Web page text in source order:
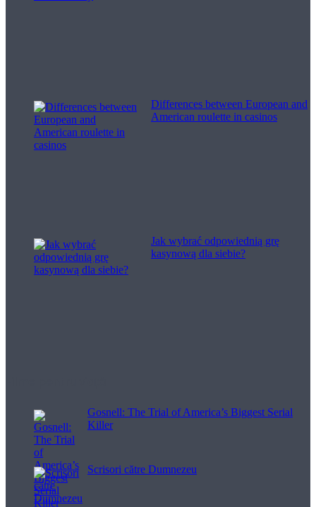
Differences between European and
American roulette in casinos
Jak wybrać odpowiednią grę
kasynową dla siebie?
Gosnell: The Trial of America’s Biggest Serial
Killer
Scrisori către Dumnezeu